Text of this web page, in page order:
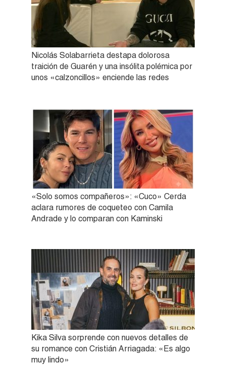
Nicolás Solabarrieta destapa dolorosa
traición de Guarén y una insólita polémica por
unos «calzoncillos» enciende las redes
«Solo somos compañeros»: «Cuco» Cerda
aclara rumores de coqueteo con Camila
Andrade y lo comparan con Kaminski
Kika Silva sorprende con nuevos detalles de
su romance con Cristián Arriagada: «Es algo
muy lindo»